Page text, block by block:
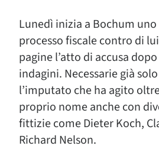
Lunedì inizia a Bochum
processo fiscale contro di
pagine l’atto di accusa
indagini. Necessarie già
l’imputato che ha agito
proprio nome anche con
fittizie come Dieter Koch,
Richard Nelson.